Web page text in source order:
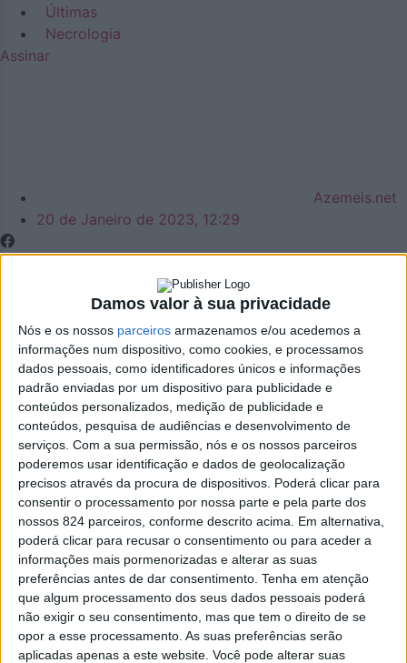
Damos valor à sua privacidade
Nós e os nossos parceiros armazenamos e/ou acedemos a
informações num dispositivo, como cookies, e processamos
dados pessoais, como identificadores únicos e informações
padrão enviadas por um dispositivo para publicidade e
conteúdos personalizados, medição de publicidade e
conteúdos, pesquisa de audiências e desenvolvimento de
serviços. Com a sua permissão, nós e os nossos parceiros
poderemos usar identificação e dados de geolocalização
precisos através da procura de dispositivos. Poderá clicar para
consentir o processamento por nossa parte e pela parte dos
nossos 824 parceiros, conforme descrito acima. Em alternativa,
poderá clicar para recusar o consentimento ou para aceder a
informações mais pormenorizadas e alterar as suas
preferências antes de dar consentimento. Tenha em atenção
que algum processamento dos seus dados pessoais poderá
não exigir o seu consentimento, mas que tem o direito de se
opor a esse processamento. As suas preferências serão
aplicadas apenas a este website. Você pode alterar suas
Últimas
Necrologia
Assinar
Azemeis.net
20 de Janeiro de 2023, 12:29
Política
PSD questiona dois
ajustes diretos de €90
mil da Câmara
Municipal de Oliveira
de Azeméis com
empresa de
comunicação